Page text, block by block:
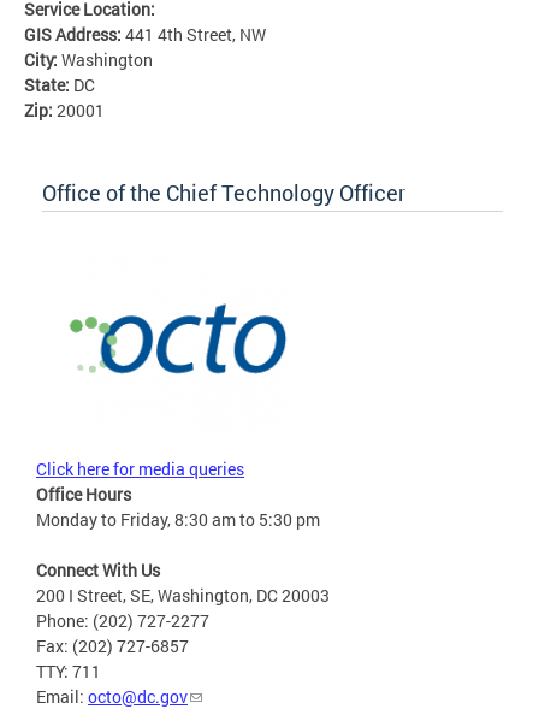
Service Location:
GIS Address: 441 4th Street, NW
City: Washington
State: DC
Zip: 20001
Office of the Chief Technology Officer
Click here for media queries
Office Hours
Monday to Friday, 8:30 am to 5:30 pm
Connect With Us
200 I Street, SE, Washington, DC 20003
Phone: (202) 727-2277
Fax: (202) 727-6857
TTY: 711
Email: octo@dc.gov